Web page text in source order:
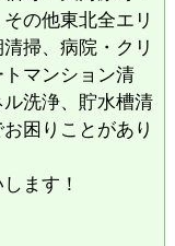
の他東北全エリ
掃、病院・クリ
マンション清
洗浄、貯水槽清
困りことがあり
ます！